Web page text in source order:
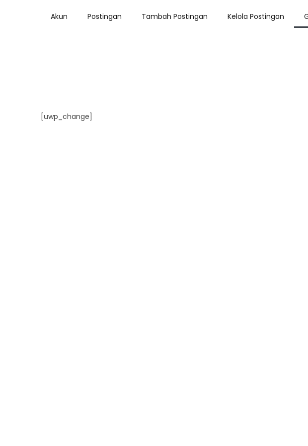
Akun Postingan Tambah Postingan Kelola Postingan
[uwp_change]